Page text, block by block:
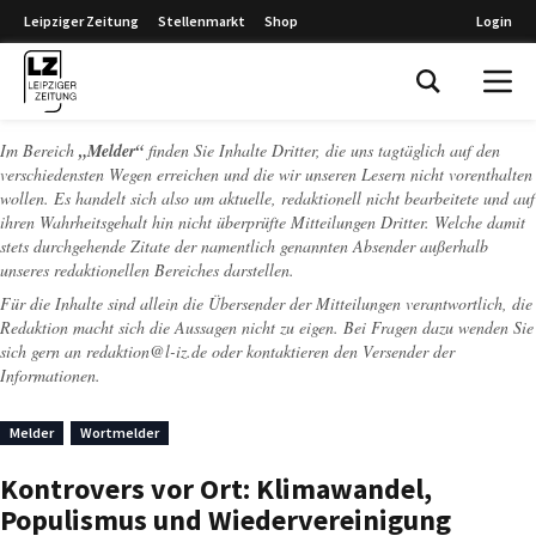
Leipziger Zeitung Stellenmarkt Shop Login
Im Bereich „Melder“ finden Sie Inhalte Dritter, die uns tagtäglich auf den
verschiedensten Wegen erreichen und die wir unseren Lesern nicht vorenthalten
wollen. Es handelt sich also um aktuelle, redaktionell nicht bearbeitete und auf
ihren Wahrheitsgehalt hin nicht überprüfte Mitteilungen Dritter. Welche damit
stets durchgehende Zitate der namentlich genannten Absender außerhalb
unseres redaktionellen Bereiches darstellen.
Für die Inhalte sind allein die Übersender der Mitteilungen verantwortlich, die
Redaktion macht sich die Aussagen nicht zu eigen. Bei Fragen dazu wenden Sie
sich gern an redaktion@l-iz.de oder kontaktieren den Versender der
Informationen.
Melder Wortmelder
Kontrovers vor Ort: Klimawandel,
Populismus und Wiedervereinigung